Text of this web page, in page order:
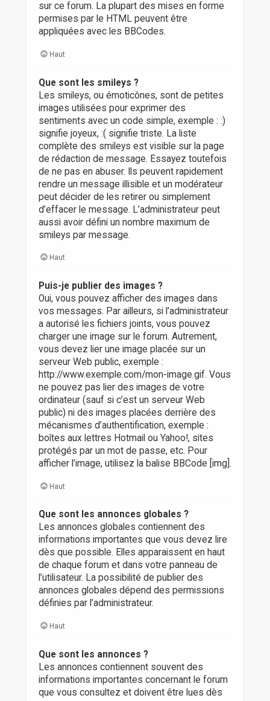
sur ce forum. La plupart des mises en forme
permises par le HTML peuvent être
appliquées avec les BBCodes.
Haut
Que sont les smileys ?
Les smileys, ou émoticônes, sont de petites
images utilisées pour exprimer des
sentiments avec un code simple, exemple : :)
signifie joyeux, :( signifie triste. La liste
complète des smileys est visible sur la page
de rédaction de message. Essayez toutefois
de ne pas en abuser. Ils peuvent rapidement
rendre un message illisible et un modérateur
peut décider de les retirer ou simplement
d’effacer le message. L’administrateur peut
aussi avoir défini un nombre maximum de
smileys par message.
Haut
Puis-je publier des images ?
Oui, vous pouvez afficher des images dans
vos messages. Par ailleurs, si l’administrateur
a autorisé les fichiers joints, vous pouvez
charger une image sur le forum. Autrement,
vous devez lier une image placée sur un
serveur Web public, exemple :
http://www.exemple.com/mon-image.gif. Vous
ne pouvez pas lier des images de votre
ordinateur (sauf si c’est un serveur Web
public) ni des images placées derrière des
mécanismes d’authentification, exemple :
boîtes aux lettres Hotmail ou Yahoo!, sites
protégés par un mot de passe, etc. Pour
afficher l’image, utilisez la balise BBCode [img].
Haut
Que sont les annonces globales ?
Les annonces globales contiennent des
informations importantes que vous devez lire
dès que possible. Elles apparaissent en haut
de chaque forum et dans votre panneau de
l’utilisateur. La possibilité de publier des
annonces globales dépend des permissions
définies par l’administrateur.
Haut
Que sont les annonces ?
Les annonces contiennent souvent des
informations importantes concernant le forum
que vous consultez et doivent être lues dès